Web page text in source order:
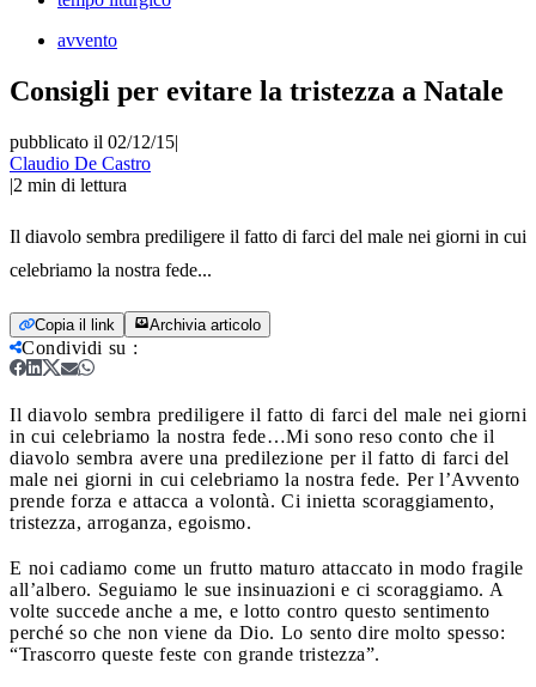
avvento
Consigli per evitare la tristezza a Natale
pubblicato il 02/12/15|
Claudio De Castro
|2 min di lettura
Il diavolo sembra prediligere il fatto di farci del male nei giorni in cui
celebriamo la nostra fede...
Copia il link Archivia articolo
Condividi su :
Il diavolo sembra prediligere il fatto di farci del male nei giorni
in cui celebriamo la nostra fede…Mi sono reso conto che il
diavolo sembra avere una predilezione per il fatto di farci del
male nei giorni in cui celebriamo la nostra fede. Per l’Avvento
prende forza e attacca a volontà. Ci inietta scoraggiamento,
tristezza, arroganza, egoismo.
E noi cadiamo come un frutto maturo attaccato in modo fragile
all’albero. Seguiamo le sue insinuazioni e ci scoraggiamo. A
volte succede anche a me, e lotto contro questo sentimento
perché so che non viene da Dio. Lo sento dire molto spesso:
“Trascorro queste feste con grande tristezza”.